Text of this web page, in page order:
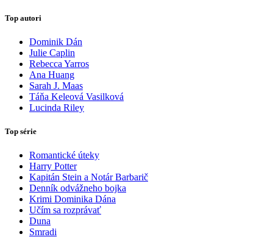
Top autori
Dominik Dán
Julie Caplin
Rebecca Yarros
Ana Huang
Sarah J. Maas
Táňa Keleová Vasilková
Lucinda Riley
Top série
Romantické úteky
Harry Potter
Kapitán Stein a Notár Barbarič
Denník odvážneho bojka
Krimi Dominika Dána
Učím sa rozprávať
Duna
Smradi